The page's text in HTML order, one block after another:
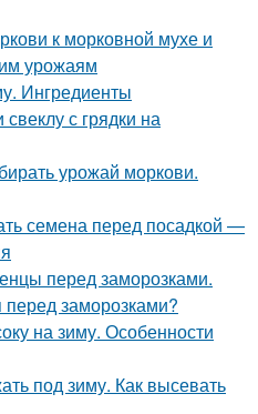
к морковной мухе и
урожаям
Ингредиенты
с грядки на
урожай моркови.
семена перед посадкой —
перед заморозками.
заморозками?
на зиму. Особенности
под зиму. Как высевать